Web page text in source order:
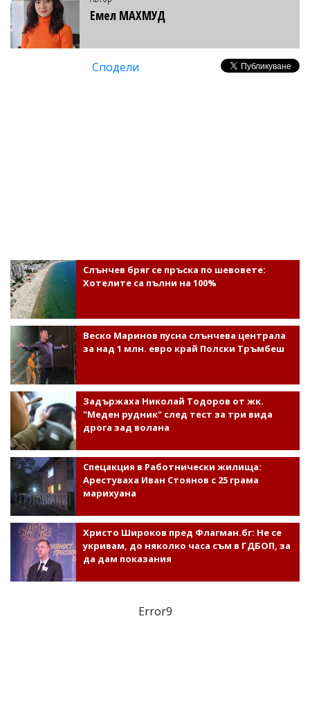
Емел МАХМУД
Сподели
Слънчев бряг се пръска по шевовете:
Хотелите са пълни на 100%
Веско Маринов пусна слънчева централа
за над 1 млн. евро край Полски Тръмбеш
Задържаха Николай Тодоров от жк.
"Меден рудник" след тест за три вида
дрога зад волана
Спецакция в Работнически жилища:
Арестуваха Иван Стоянов с 25 грама
марихуана
Христо Широков пред Флагман.бг: Не се
укривам, до няколко часа съм в ГДБОП, за
да дам показания
Error9